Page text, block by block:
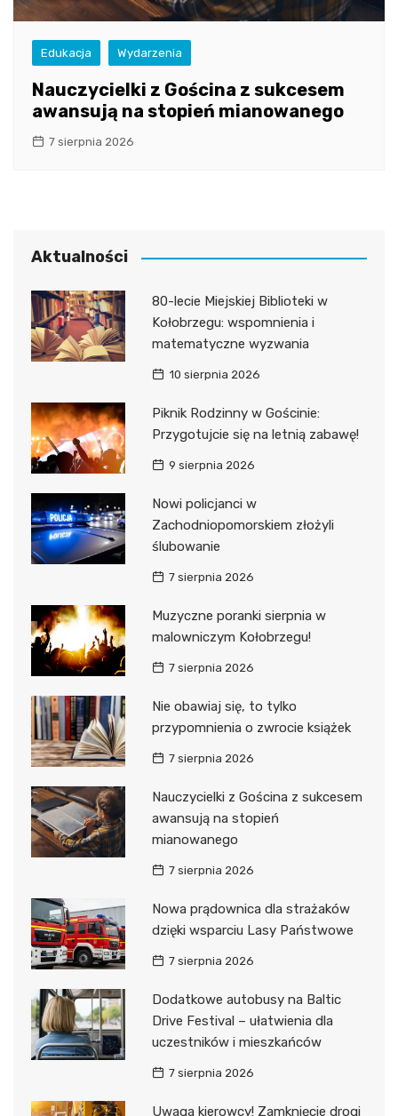
Edukacja Wydarzenia
Nauczycielki z Gościna z sukcesem
awansują na stopień mianowanego
7 sierpnia 2026
Aktualności
80-lecie Miejskiej Biblioteki w
Kołobrzegu: wspomnienia i
matematyczne wyzwania
10 sierpnia 2026
Piknik Rodzinny w Gościnie:
Przygotujcie się na letnią zabawę!
9 sierpnia 2026
Nowi policjanci w
Zachodniopomorskiem złożyli
ślubowanie
7 sierpnia 2026
Muzyczne poranki sierpnia w
malowniczym Kołobrzegu!
7 sierpnia 2026
Nie obawiaj się, to tylko
przypomnienia o zwrocie książek
7 sierpnia 2026
Nauczycielki z Gościna z sukcesem
awansują na stopień
mianowanego
7 sierpnia 2026
Nowa prądownica dla strażaków
dzięki wsparciu Lasy Państwowe
7 sierpnia 2026
Dodatkowe autobusy na Baltic
Drive Festival – ułatwienia dla
uczestników i mieszkańców
7 sierpnia 2026
Uwaga kierowcy! Zamknięcie drogi